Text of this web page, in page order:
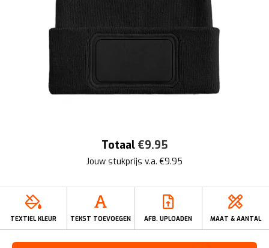
Totaal €9.95
Jouw stukprijs v.a. €9.95
TEXTIEL KLEUR TEKST TOEVOEGEN AFB. UPLOADEN MAAT & AANTAL